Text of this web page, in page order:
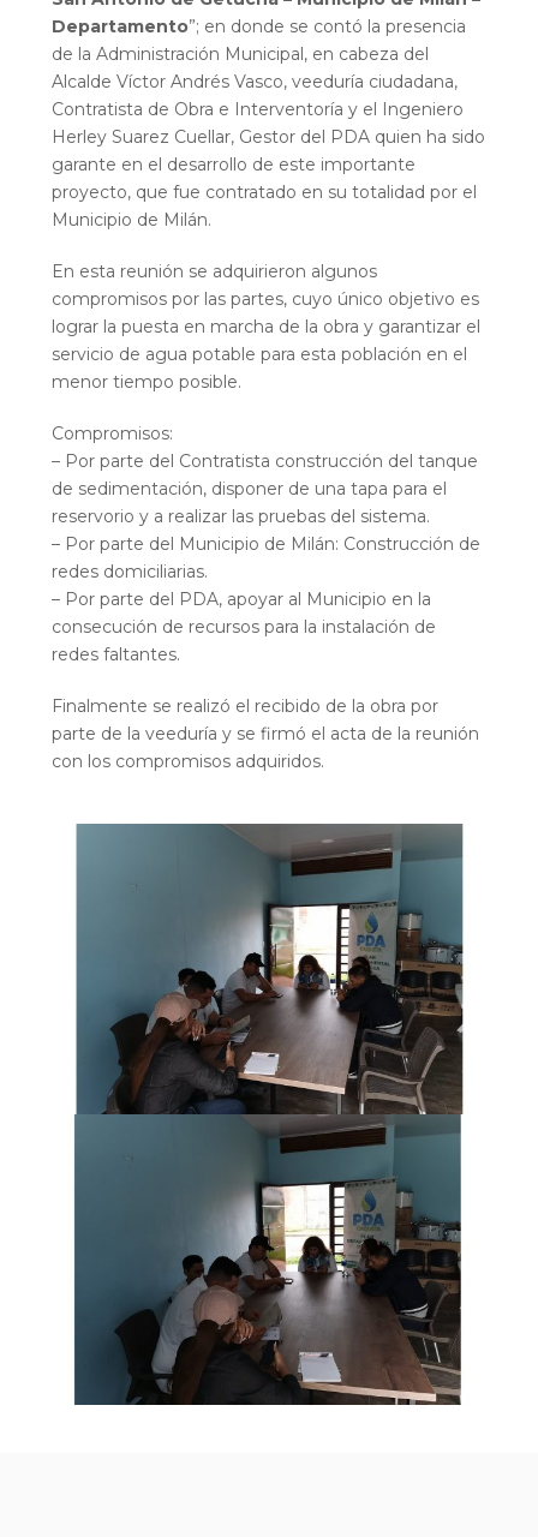
Departamento”; en donde se contó la presencia
de la Administración Municipal, en cabeza del
Alcalde Víctor Andrés Vasco, veeduría ciudadana,
Contratista de Obra e Interventoría y el Ingeniero
Herley Suarez Cuellar, Gestor del PDA quien ha sido
garante en el desarrollo de este importante
proyecto, que fue contratado en su totalidad por el
Municipio de Milán.
En esta reunión se adquirieron algunos
compromisos por las partes, cuyo único objetivo es
lograr la puesta en marcha de la obra y garantizar el
servicio de agua potable para esta población en el
menor tiempo posible.
Compromisos:
– Por parte del Contratista construcción del tanque
de sedimentación, disponer de una tapa para el
reservorio y a realizar las pruebas del sistema.
– Por parte del Municipio de Milán: Construcción de
redes domiciliarias.
– Por parte del PDA, apoyar al Municipio en la
consecución de recursos para la instalación de
redes faltantes.
Finalmente se realizó el recibido de la obra por
parte de la veeduría y se firmó el acta de la reunión
con los compromisos adquiridos.